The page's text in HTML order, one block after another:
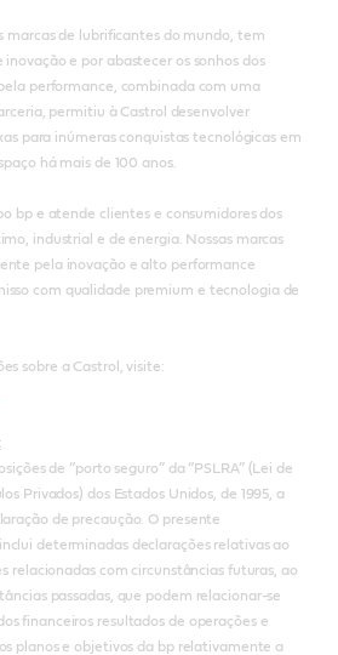
marcas de lubrificantes do mundo, tem
e por abastecer os sonhos dos
performance, combinada com uma
permitiu à Castrol desenvolver
para inúmeras conquistas tecnológicas em
há mais de 100 anos.
bp e atende clientes e consumidores dos
industrial e de energia. Nossas marcas
pela inovação e alto performance
com qualidade premium e tecnologia de
sobre a Castrol, visite:
de “porto seguro” da “PSLRA” (Lei de
Privados) dos Estados Unidos, de 1995, a
de precaução. O presente
determinadas declarações relativas ao
relacionadas com circunstâncias futuras, ao
passadas, que podem relacionar-se
financeiros resultados de operações e
planos e objetivos da bp relativamente a